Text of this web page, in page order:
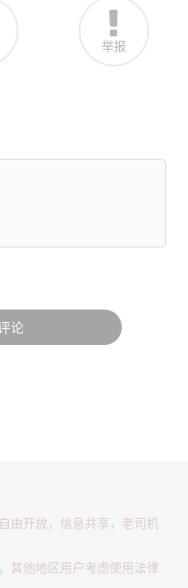
举报
论
由开放，信息共享，老司机
其他地区用户考虑使用法律